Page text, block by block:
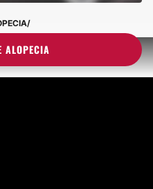
ALOPECIA